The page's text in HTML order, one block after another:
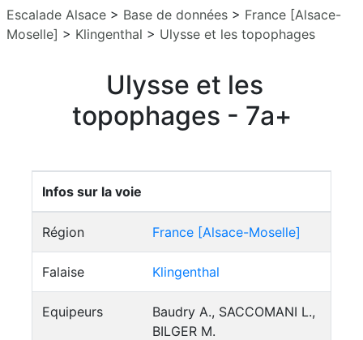
Escalade Alsace > Base de données > France [Alsace-
Moselle] > Klingenthal > Ulysse et les topophages
Ulysse et les
topophages - 7a+
Infos sur la voie
Région France [Alsace-Moselle]
Falaise Klingenthal
Equipeurs
Baudry A., SACCOMANI L.,
BILGER M.